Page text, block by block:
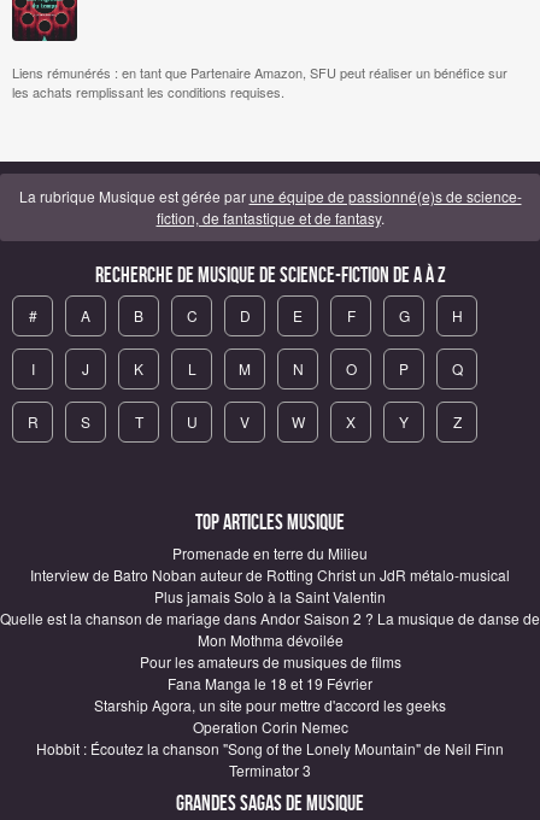
Liens rémunérés : en tant que Partenaire Amazon, SFU peut réaliser un bénéfice sur
les achats remplissant les conditions requises.
La rubrique Musique est gérée parune équipe de passionné(e)s de science-
fiction, de fantastique et de fantasy.
Recherche de Musique de science-fiction de A à Z
# A B C D E F G H
I J K L M N O P Q
R S T U V W X Y Z
Top articles Musique
Promenade en terre du Milieu
Interview de Batro Noban auteur de Rotting Christ un JdR métalo-musical
Plus jamais Solo à la Saint Valentin
Quelle est la chanson de mariage dans Andor Saison 2 ? La musique de danse de
Mon Mothma dévoilée
Pour les amateurs de musiques de films
Fana Manga le 18 et 19 Février
Starship Agora, un site pour mettre d'accord les geeks
Operation Corin Nemec
Hobbit : Écoutez la chanson "Song of the Lonely Mountain" de Neil Finn
Terminator 3
Grandes sagas de Musique